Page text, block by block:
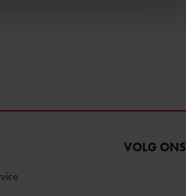
met onze partners voor social
VOLG ONS